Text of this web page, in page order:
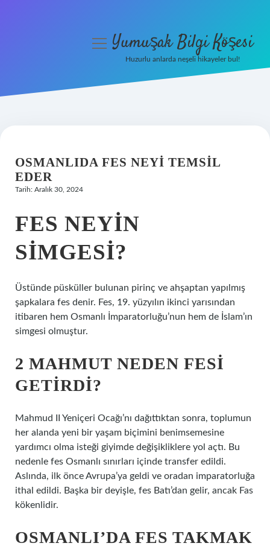
Hakkımızda
menüyüYumuşak Bilgi Köşesi
Huzurlu anlarda neşeli hikayeler bul!
OSMANLIDA FES NEYI TEMSIL
EDER
Tarih: Aralık 30, 2024
FES NEYIN
SIMGESI?
Üstünde püsküller bulunan pirinç ve ahşaptan yapılmış
şapkalara fes denir. Fes, 19. yüzyılın ikinci yarısından
itibaren hem Osmanlı İmparatorluğu’nun hem de İslam’ın
simgesi olmuştur.
2 MAHMUT NEDEN FESI
GETIRDI?
Mahmud II Yeniçeri Ocağı’nı dağıttıktan sonra, toplumun
her alanda yeni bir yaşam biçimini benimsemesine
yardımcı olma isteği giyimde değişikliklere yol açtı. Bu
nedenle fes Osmanlı sınırları içinde transfer edildi.
Aslında, ilk önce Avrupa’ya geldi ve oradan imparatorluğa
ithal edildi. Başka bir deyişle, fes Batı’dan gelir, ancak Fas
kökenlidir.
OSMANLI’DA FES TAKMAK